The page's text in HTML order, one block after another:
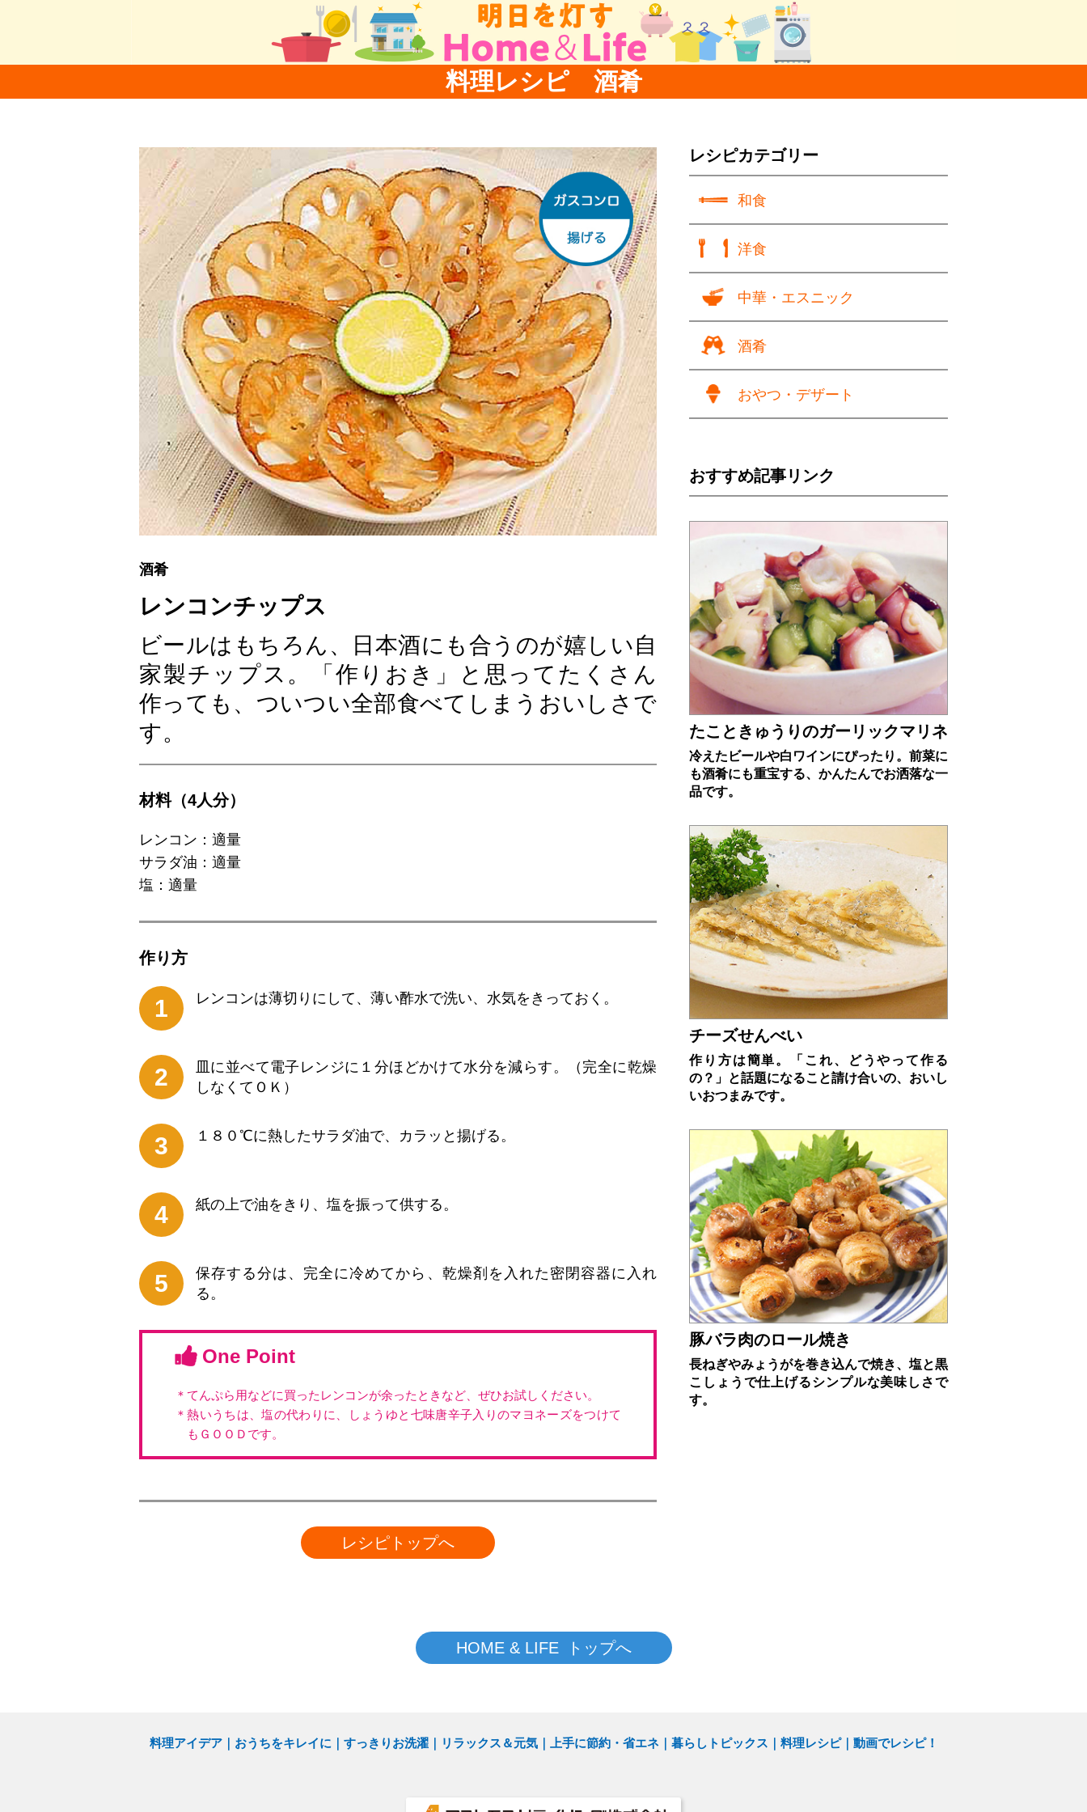
料理レシピ 酒肴
レシピカテゴリー
和食
洋食
中華・エスニック
酒肴
おやつ・デザート
おすすめ記事リンク
たこときゅうりのガーリックマリネ
冷えたビールや白ワインにぴったり。前菜に
も酒肴にも重宝する、かんたんでお洒落な一
品です。
チーズせんべい
作り方は簡単。「これ、どうやって作る
の？」と話題になること請け合いの、おいし
いおつまみです。
豚バラ肉のロール焼き
長ねぎやみょうがを巻き込んで焼き、塩と黒
こしょうで仕上げるシンプルな美味しさで
す。
酒肴
レンコンチップス
ビールはもちろん、日本酒にも合うのが嬉しい自
家製チップス。「作りおき」と思ってたくさん
作っても、ついつい全部食べてしまうおいしさで
す。
材料（4人分）
レンコン：適量
サラダ油：適量
塩：適量
作り⽅
1 レンコンは薄切りにして、薄い酢水で洗い、水気をきっておく。
2
皿に並べて電子レンジに１分ほどかけて水分を減らす。（完全に乾燥
しなくてＯＫ）
3 １８０℃に熱したサラダ油で、カラッと揚げる。
4 紙の上で油をきり、塩を振って供する。
5
保存する分は、完全に冷めてから、乾燥剤を入れた密閉容器に入れ
る。
One Point
＊てんぷら用などに買ったレンコンが余ったときなど、ぜひお試しください。
＊熱いうちは、塩の代わりに、しょうゆと七味唐辛子入りのマヨネーズをつけて
もＧＯＯＤです。
レシピトップへ
HOME & LIFE トップへ
料理アイデア おうちをキレイに すっきりお洗濯 リラックス＆元気 上手に節約・省エネ 暮らしトピックス 料理レシピ 動画でレシピ！